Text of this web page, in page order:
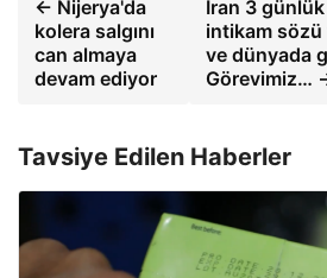
← Nijerya'da
kolera salgını
can almaya
devam ediyor
İran 3
intikam sözü
ve dünyada
Görevimiz…
Tavsiye Edilen Haberler